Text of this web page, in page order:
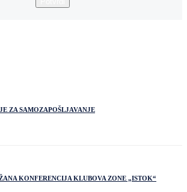
ZA SAMOZAPOŠLJAVANJE
KONFERENCIJA KLUBOVA ZONE „ISTOK“